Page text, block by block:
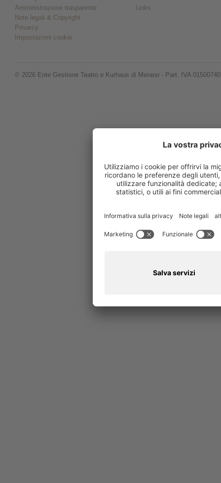
Amministrazione trasparente
Note legali & Copyright
Privarcy
Impostazioni cookie
Links
© 2026 Ente Gestione Teatro e Kurhaus di Merano - Part. IVA